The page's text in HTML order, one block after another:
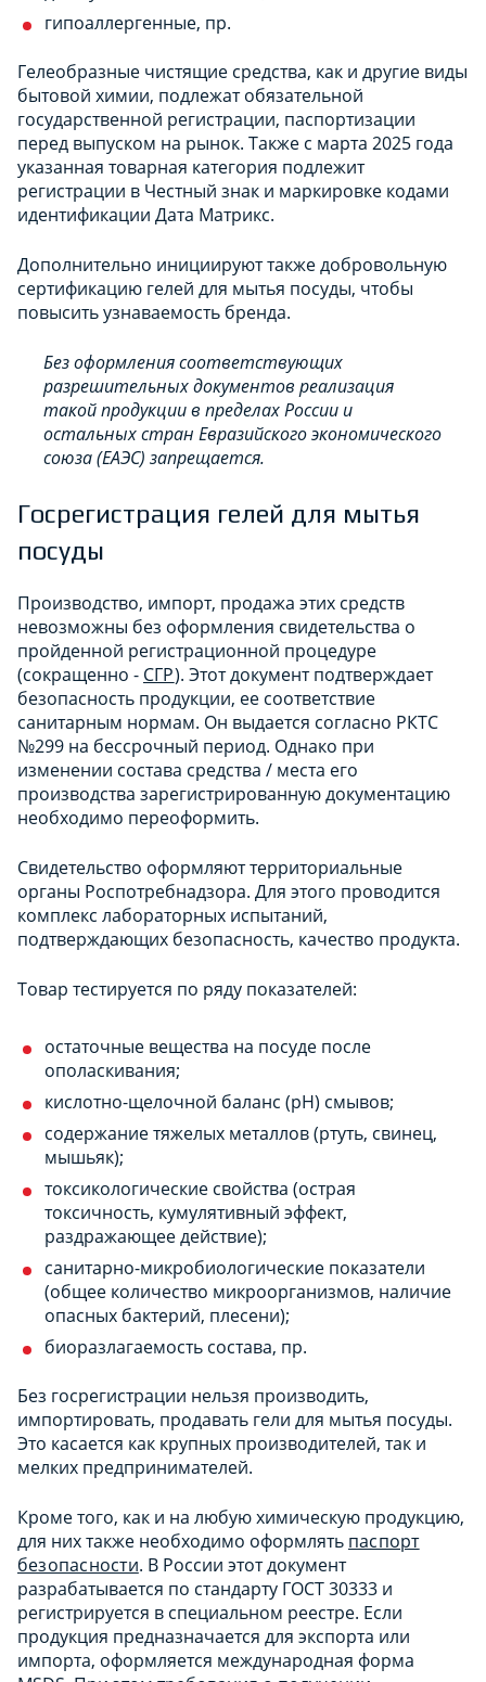
гипоаллергенные, пр.
Гелеобразные чистящие средства, как и другие виды
бытовой химии, подлежат обязательной
государственной регистрации, паспортизации
перед выпуском на рынок. Также с марта 2025 года
указанная товарная категория подлежит
регистрации в Честный знак и маркировке кодами
идентификации Дата Матрикс.
Дополнительно инициируют также добровольную
сертификацию гелей для мытья посуды, чтобы
повысить узнаваемость бренда.
Без оформления соответствующих
разрешительных документов реализация
такой продукции в пределах России и
остальных стран Евразийского экономического
союза (ЕАЭС) запрещается.
Госрегистрация гелей для мытья
посуды
Производство, импорт, продажа этих средств
невозможны без оформления свидетельства о
пройденной регистрационной процедуре
(сокращенно - СГР). Этот документ подтверждает
безопасность продукции, ее соответствие
санитарным нормам. Он выдается согласно РКТС
№299 на бессрочный период. Однако при
изменении состава средства / места его
производства зарегистрированную документацию
необходимо переоформить.
Свидетельство оформляют территориальные
органы Роспотребнадзора. Для этого проводится
комплекс лабораторных испытаний,
подтверждающих безопасность, качество продукта.
Товар тестируется по ряду показателей:
остаточные вещества на посуде после
ополаскивания;
кислотно-щелочной баланс (pH) смывов;
содержание тяжелых металлов (ртуть, свинец,
мышьяк);
токсикологические свойства (острая
токсичность, кумулятивный эффект,
раздражающее действие);
санитарно-микробиологические показатели
(общее количество микроорганизмов, наличие
опасных бактерий, плесени);
биоразлагаемость состава, пр.
Без госрегистрации нельзя производить,
импортировать, продавать гели для мытья посуды.
Это касается как крупных производителей, так и
мелких предпринимателей.
Кроме того, как и на любую химическую продукцию,
для них также необходимо оформлять паспорт
безопасности. В России этот документ
разрабатывается по стандарту ГОСТ 30333 и
регистрируется в специальном реестре. Если
продукция предназначается для экспорта или
импорта, оформляется международная форма